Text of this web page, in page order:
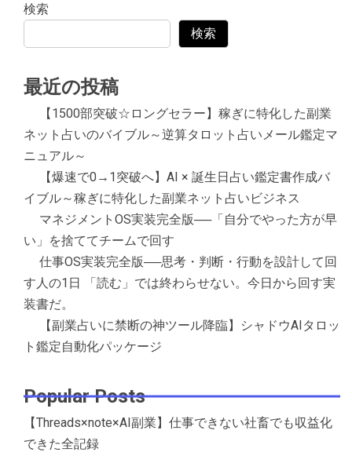
検索
検索
最近の投稿
【1500部突破☆ロングセラー】稼ぎに特化した副業
ネット占いのバイブル～逆算タロット占いメール鑑定マ
ニュアル～
【爆速で0→1突破へ】AI × 誕生日占い鑑定書作成バ
イブル～稼ぎに特化した副業ネット占いビジネス
マネジメントOS実装完全版──「自分でやった方が早
い」を捨ててチームで回す
仕事OS実装完全版──思考・判断・行動を設計して回
す人の1日 「読む」では終わらせない。今日から回す実
装書だ。
【副業占いに禁断の神ツール降臨】シャドウAIタロッ
ト鑑定自動化パッケージ
Popular Posts
【Threads×note×AI副業】仕事できない社畜でも収益化
できた全記録